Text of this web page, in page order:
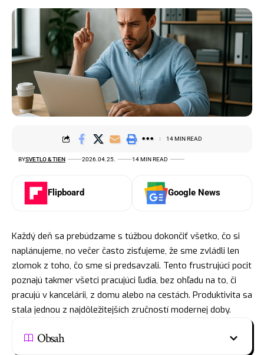
BYSVETLO & TIEN 2026.04.25. 14 MIN READ
14 MIN READ
Flipboard Google News
Každý deň sa prebúdzame s túžbou dokončiť všetko, čo si
naplánujeme, no večer často zisťujeme, že sme zvládli len
zlomok z toho, čo sme si predsavzali. Tento frustrujúci pocit
poznajú takmer všetci pracujúci ľudia, bez ohľadu na to, či
pracujú v kancelárii, z domu alebo na cestách. Produktivita sa
stala jednou z najdôležitejších zručností modernej doby.
Obsah